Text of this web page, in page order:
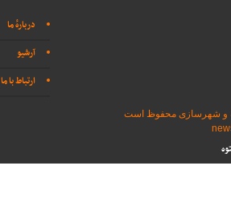
دربارهٔ ما
آرشیو
ارتباط با ما
و شهرسازی محفوظ است